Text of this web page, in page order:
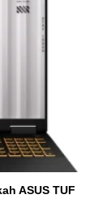
ASUS TUF